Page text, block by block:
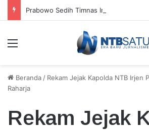
Menu
Beranda / Rekam Jejak Kapolda NTB Irjen
Raharja
Rekam Jejak